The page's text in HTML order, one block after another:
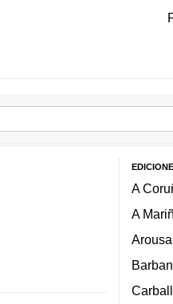
A
A
Arousa